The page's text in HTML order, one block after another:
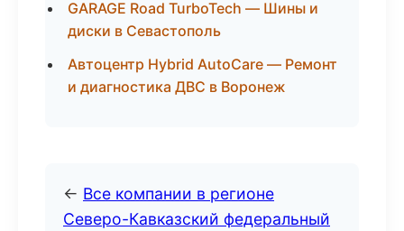
GARAGE Road TurboTech — Шины и
диски в Севастополь
Автоцентр Hybrid AutoCare — Ремонт
и диагностика ДВС в Воронеж
← Все компании в регионе
Северо-Кавказский федеральный